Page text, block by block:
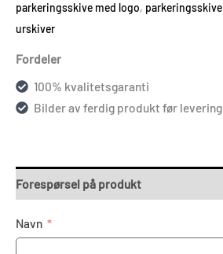
parkeringsskive med logo,
urskiver
Fordeler
100% kvalitetsgaranti
Bilder av ferdig produkt før levering
Forespørsel på produkt
Navn